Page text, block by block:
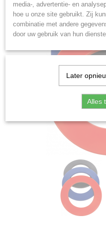
media-, advertentie- en
hoe u onze site gebruikt. Zij
combinatie met andere
door uw gebruik van hun
Later
Alles